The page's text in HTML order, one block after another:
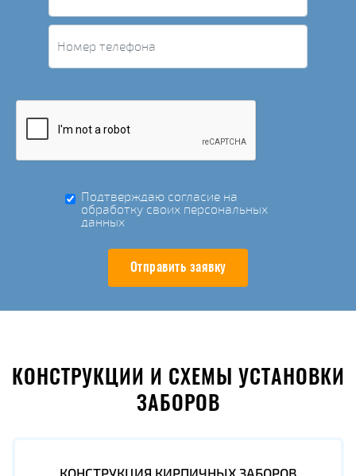
Подтверждаю согласие на
обработку своих персональных
данных
Отправить заявку
КОНСТРУКЦИИ И СХЕМЫ УСТАНОВКИ
ЗАБОРОВ